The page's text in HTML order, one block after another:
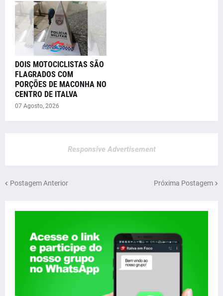
DOIS MOTOCICLISTAS SÃO
FLAGRADOS COM
PORÇÕES DE MACONHA NO
CENTRO DE ITALVA
07 Agosto, 2026
Responsive Advertisement
Postagem Anterior Próxima Postagem